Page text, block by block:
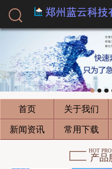

首页 关于我们
新闻资讯 常用下载
HOT
产品